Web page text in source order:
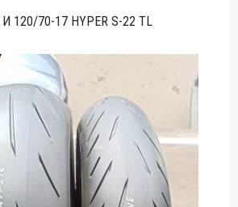
120/70-17 HYPER S-22 TL